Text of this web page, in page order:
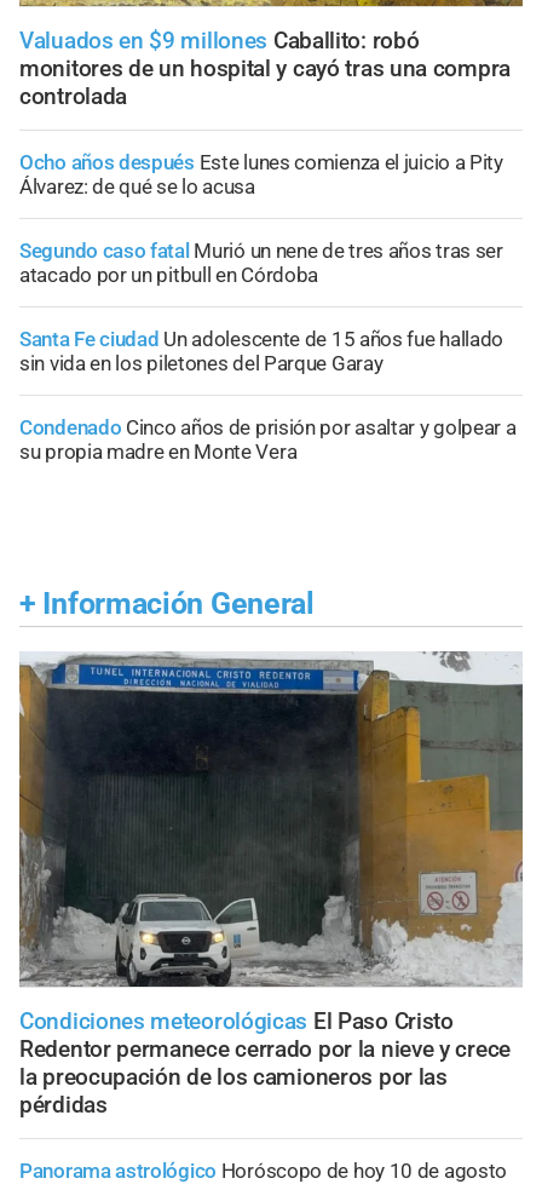
Valuados en $9 millones Caballito: robó
monitores de un hospital y cayó tras una compra
controlada
Ocho años después Este lunes comienza el juicio a Pity
Álvarez: de qué se lo acusa
Segundo caso fatal Murió un nene de tres años tras ser
atacado por un pitbull en Córdoba
Santa Fe ciudad Un adolescente de 15 años fue hallado
sin vida en los piletones del Parque Garay
Condenado Cinco años de prisión por asaltar y golpear a
su propia madre en Monte Vera
+ Información General
Condiciones meteorológicas El Paso Cristo
Redentor permanece cerrado por la nieve y crece
la preocupación de los camioneros por las
pérdidas
Panorama astrológico Horóscopo de hoy 10 de agosto